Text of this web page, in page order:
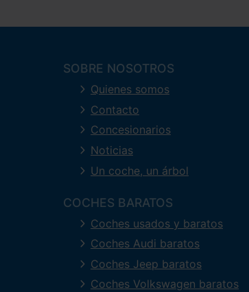
SOBRE NOSOTROS
Quienes somos
Contacto
Concesionarios
Noticias
Un coche, un árbol
COCHES BARATOS
Coches usados y baratos
Coches Audi baratos
Coches Jeep baratos
Coches Volkswagen baratos